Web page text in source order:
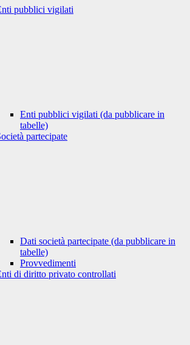
pubblici vigilati
Enti pubblici vigilati (da pubblicare in
tabelle)
partecipate
Dati società partecipate (da pubblicare in
tabelle)
Provvedimenti
di diritto privato controllati